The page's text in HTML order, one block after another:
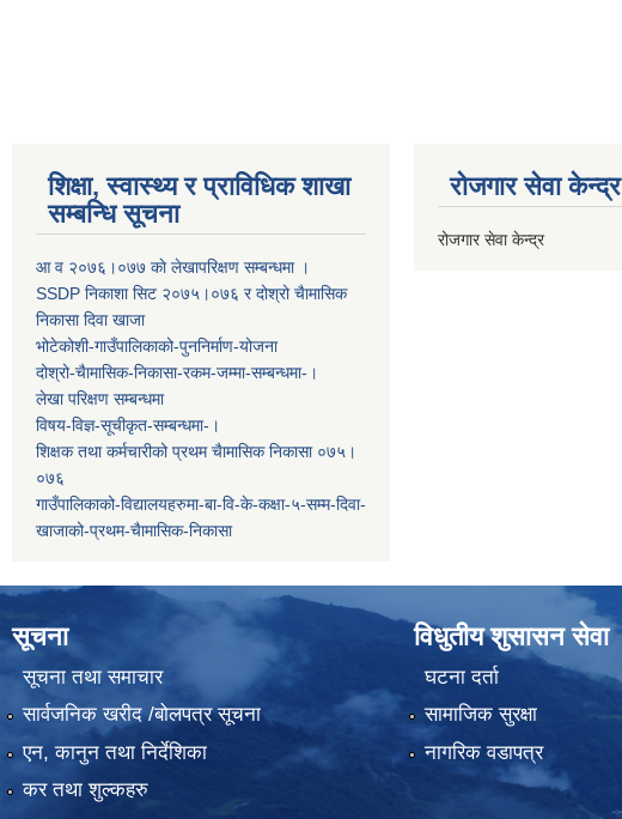
शिक्षा, स्वास्थ्य र प्राविधिक शाखा
सम्बन्धि सूचना
आ व २०७६।०७७ काे लेखापरिक्षण सम्बन्धमा ।
SSDP निकाशा सिट २०७५।०७६ र दोश्रो चैामासिक
निकासा दिवा खाजा
भोटेकोशी-गाउँपालिकाको-पुननिर्माण-योजना
दोश्रो-चैामासिक-निकासा-रकम-जम्मा-सम्बन्धमा-।
लेखा परिक्षण सम्बन्धमा
विषय-विज्ञ-सूचीकृत-सम्बन्धमा-।
शिक्षक तथा कर्मचारीको प्रथम च‌ैामासिक निकासा ०७५।
०७६
गाउँपालिकाको-विद्यालयहरुमा-बा-वि-के-कक्षा-५-सम्म-दिवा-
खाजाको-प्रथम-चैामासिक-निकासा
रोजगार सेवा केन्द्र
रोजगार सेवा केन्द्र
सूचना
सूचना तथा समाचार
सार्वजनिक खरीद /बोलपत्र सूचना
एन, कानुन तथा निर्देशिका
कर तथा शुल्कहरु
विधुतीय शुसासन सेवा
घटना दर्ता
सामाजिक सुरक्षा
नागरिक वडापत्र